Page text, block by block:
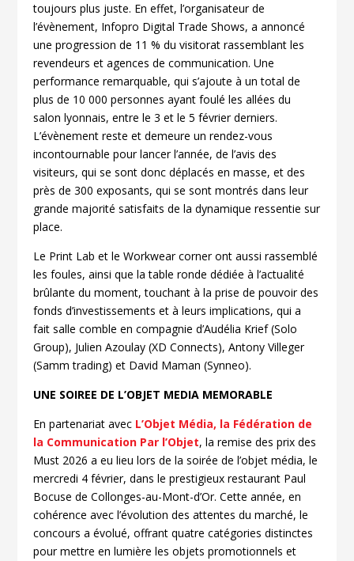
toujours plus juste. En effet, l’organisateur de
l’évènement, Infopro Digital Trade Shows, a annoncé
une progression de 11 % du visitorat rassemblant les
revendeurs et agences de communication. Une
performance remarquable, qui s’ajoute à un total de
plus de 10 000 personnes ayant foulé les allées du
salon lyonnais, entre le 3 et le 5 février derniers.
L’évènement reste et demeure un rendez-vous
incontournable pour lancer l’année, de l’avis des
visiteurs, qui se sont donc déplacés en masse, et des
près de 300 exposants, qui se sont montrés dans leur
grande majorité satisfaits de la dynamique ressentie sur
place.
Le Print Lab et le Workwear corner ont aussi rassemblé
les foules, ainsi que la table ronde dédiée à l’actualité
brûlante du moment, touchant à la prise de pouvoir des
fonds d’investissements et à leurs implications, qui a
fait salle comble en compagnie d’Audélia Krief (Solo
Group), Julien Azoulay (XD Connects), Antony Villeger
(Samm trading) et David Maman (Synneo).
UNE SOIREE DE L’OBJET MEDIA MEMORABLE
En partenariat avec L’Objet Média, la Fédération de
la Communication Par l’Objet, la remise des prix des
Must 2026 a eu lieu lors de la soirée de l’objet média, le
mercredi 4 février, dans le prestigieux restaurant Paul
Bocuse de Collonges-au-Mont-d’Or. Cette année, en
cohérence avec l’évolution des attentes du marché, le
concours a évolué, offrant quatre catégories distinctes
pour mettre en lumière les objets promotionnels et